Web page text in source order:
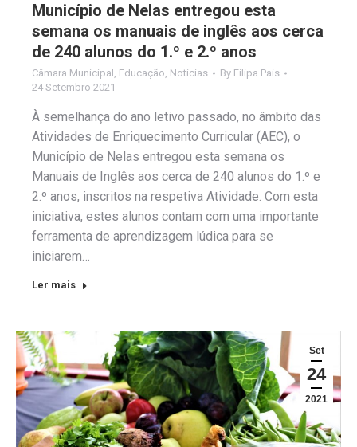
Município de Nelas entregou esta
semana os manuais de inglês aos cerca
de 240 alunos do 1.º e 2.º anos
Câmara Municipal , Educação, Notícias By Filipa Pais
24 Setembro 2021
À semelhança do ano letivo passado, no âmbito das
Atividades de Enriquecimento Curricular (AEC), o
Município de Nelas entregou esta semana os
Manuais de Inglês aos cerca de 240 alunos do 1.º e
2.º anos, inscritos na respetiva Atividade. Com esta
iniciativa, estes alunos contam com uma importante
ferramenta de aprendizagem lúdica para se
iniciarem…
Ler mais
Set
24
2021